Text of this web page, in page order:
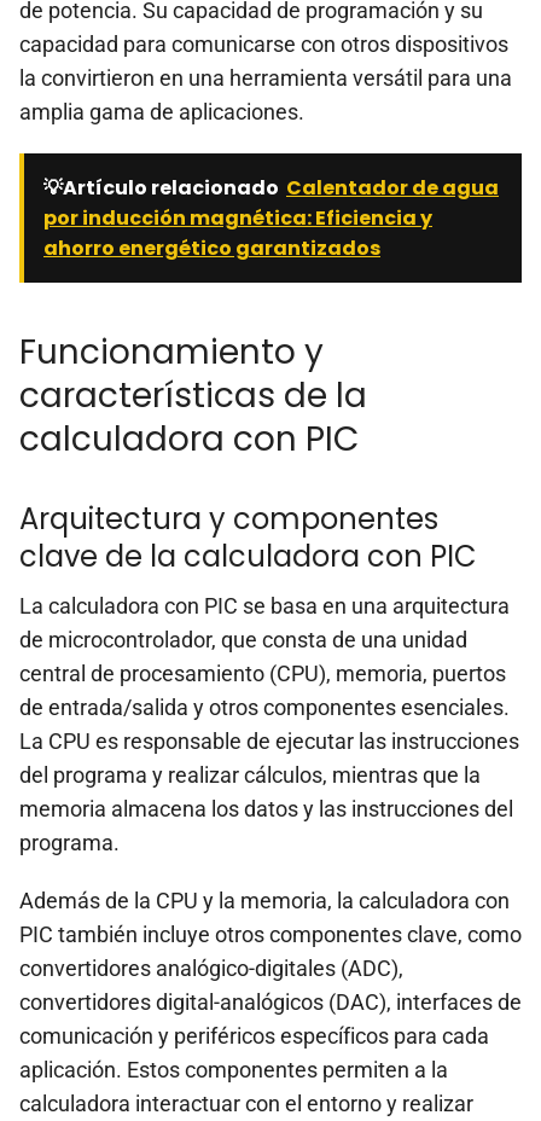
de potencia. Su capacidad de programación y su
capacidad para comunicarse con otros dispositivos
la convirtieron en una herramienta versátil para una
amplia gama de aplicaciones.
💡Artículo relacionado Calentador de agua
por inducción magnética: Eficiencia y
ahorro energético garantizados
Funcionamiento y
características de la
calculadora con PIC
Arquitectura y componentes
clave de la calculadora con PIC
La calculadora con PIC se basa en una arquitectura
de microcontrolador, que consta de una unidad
central de procesamiento (CPU), memoria, puertos
de entrada/salida y otros componentes esenciales.
La CPU es responsable de ejecutar las instrucciones
del programa y realizar cálculos, mientras que la
memoria almacena los datos y las instrucciones del
programa.
Además de la CPU y la memoria, la calculadora con
PIC también incluye otros componentes clave, como
convertidores analógico-digitales (ADC),
convertidores digital-analógicos (DAC), interfaces de
comunicación y periféricos específicos para cada
aplicación. Estos componentes permiten a la
calculadora interactuar con el entorno y realizar